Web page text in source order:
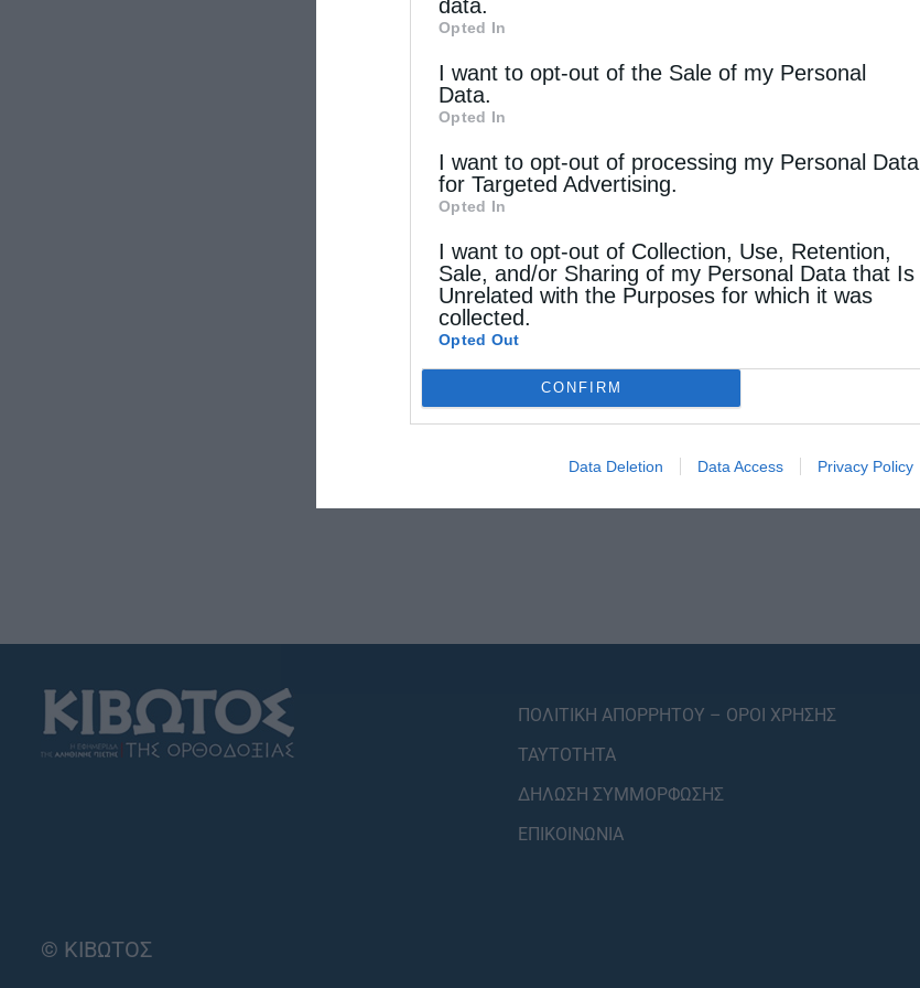
data.
Opted In
I want to opt-out of the Sale of my Personal
Data.
Opted In
I want to opt-out of processing my Personal Data
for Targeted Advertising.
Opted In
I want to opt-out of Collection, Use, Retention,
Sale, and/or Sharing of my Personal Data that Is
Unrelated with the Purposes for which it was
collected.
Opted Out
CONFIRM
Data Deletion Data Access Privacy Policy
ΠΟΛΙΤΙΚΗ ΑΠΟΡΡΗΤΟΥ – ΟΡΟΙ ΧΡΗΣΗΣ
ΤΑΥΤΟΤΗΤΑ
ΔΗΛΩΣΗ ΣΥΜΜΟΡΦΩΣΗΣ
ΕΠΙΚΟΙΝΩΝΙΑ
© ΚΙΒΩΤΟΣ